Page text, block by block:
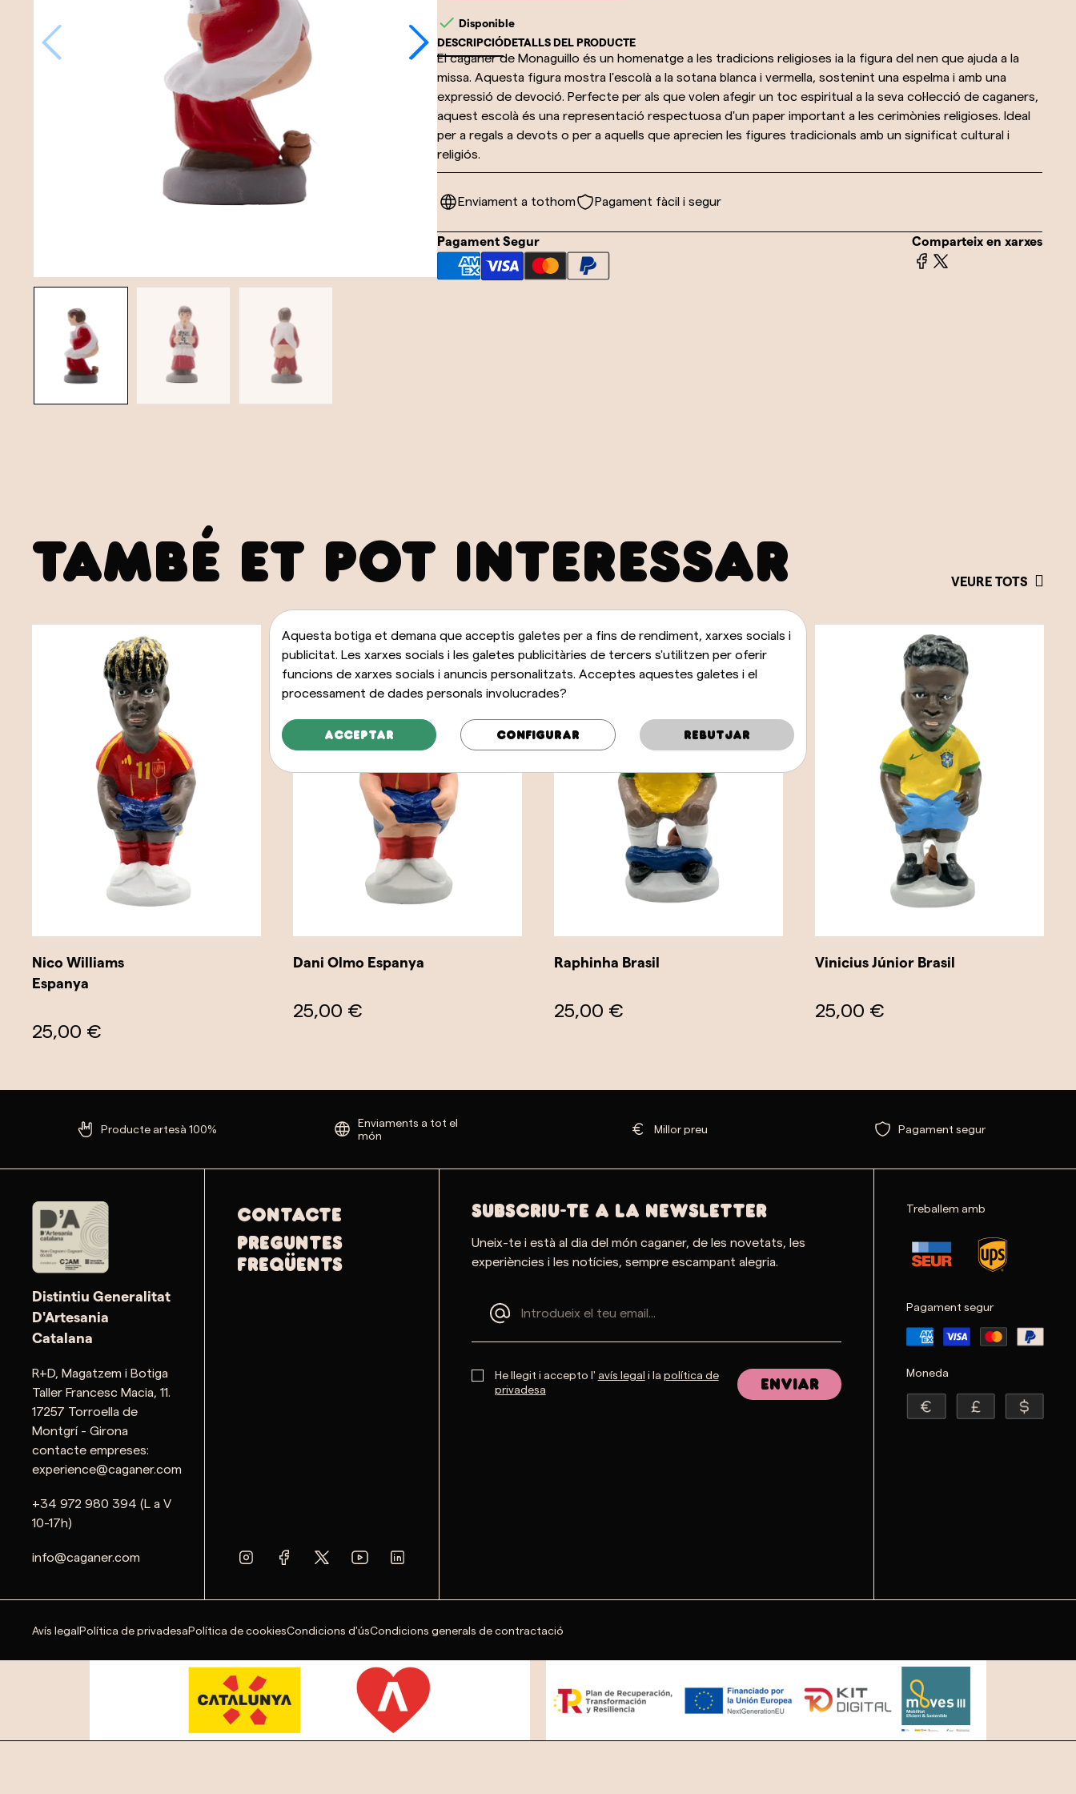
 Disponible
DESCRIPCIÓDETALLS DEL PRODUCTE
El caganer de Monaguillo és un homenatge a les tradicions religioses ia la figura del nen que ajuda a la
missa. Aquesta figura mostra l'escolà a la sotana blanca i vermella, sostenint una espelma i amb una
expressió de devoció. Perfecte per als que volen afegir un toc espiritual a la seva col·lecció de caganers,
aquest escolà és una representació respectuosa d'un paper important a les cerimònies religioses. Ideal
per a regals a devots o per a aquells que aprecien les figures tradicionals amb un significat cultural i
religiós.
Enviament a tothom Pagament fàcil i segur
Pagament Segur Comparteix en xarxes
TAMBÉ ET POT INTERESSAR VEURE TOTS
Nico Williams
Espanya
25,00 €
Dani Olmo Espanya
25,00 €
Raphinha Brasil
25,00 €
Vinicius Júnior Brasil
25,00 €
Producte artesà 100%
Enviaments a tot el
món
Millor preu Pagament segur
Distintiu Generalitat
D'Artesania
Catalana
R+D, Magatzem i Botiga
Taller Francesc Macia, 11.
17257 Torroella de
Montgrí - Girona
contacte empreses:
experience@caganer.com
+34 972 980 394 (L a V
10-17h)
info@caganer.com
Contacte
PREGUNTES
FREQÜENTS
SUBSCRIU-TE A LA NEWSLETTER
Uneix-te i està al dia del món caganer, de les novetats, les
experiències i les notícies, sempre escampant alegria.
He llegit i accepto l' avís legal i la política de
privadesa
Enviar
Treballem amb
Pagament segur
Moneda
Avís legalPolítica de privadesaPolítica de cookiesCondicions d'úsCondicions generals de contractació
Aquesta botiga et demana que acceptis galetes per a fins de rendiment, xarxes socials i
publicitat. Les xarxes socials i les galetes publicitàries de tercers s'utilitzen per oferir
funcions de xarxes socials i anuncis personalitzats. Acceptes aquestes galetes i el
processament de dades personals involucrades?
Acceptar Configurar Rebutjar